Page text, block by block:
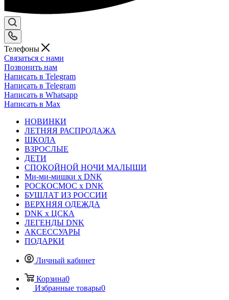
Телефоны
Связаться с нами
Позвонить нам
Написать в Telegram
Написать в Telegram
Написать в Whatsapp
Написать в Max
НОВИНКИ
ЛЕТНЯЯ РАСПРОДАЖА
ШКОЛА
ВЗРОСЛЫЕ
ДЕТИ
СПОКОЙНОЙ НОЧИ МАЛЫШИ
Ми-ми-мишки x DNK
РОСКОСМОС x DNK
БУШЛАТ ИЗ РОССИИ
ВЕРХНЯЯ ОДЕЖДА
DNK x ЦСКА
ЛЕГЕНДЫ DNK
АКСЕССУАРЫ
ПОДАРКИ
Личный кабинет
Корзина0
Избранные товары0